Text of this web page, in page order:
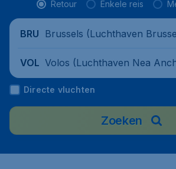
Retour Enkele reis
BRU Brussels (Luchthaven
VOL Volos (Luchthaven Nea
ce
Directe vluchten
Zoeken